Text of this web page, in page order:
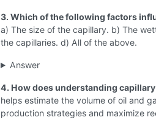
3. Which of the following factors
a) The size of the capillary. b) The
the capillaries. d) All of the above.
Answer
4. How does understanding
helps estimate the volume of oil and
production strategies and maximize